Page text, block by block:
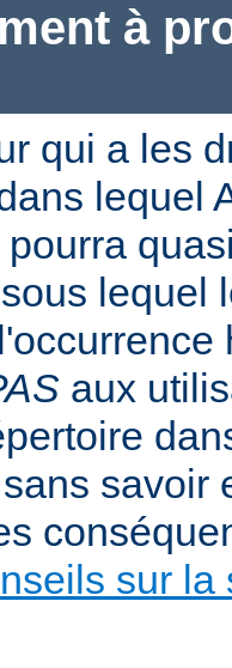
à
qui a les
lequel
lequel
aux
savoir
sur la